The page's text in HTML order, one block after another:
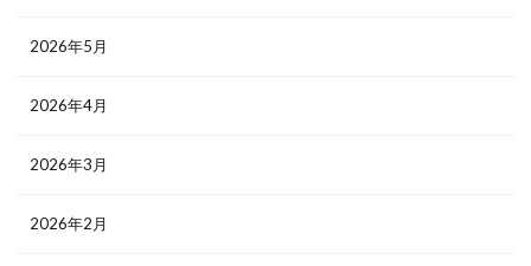
2026年5月
2026年4月
2026年3月
2026年2月